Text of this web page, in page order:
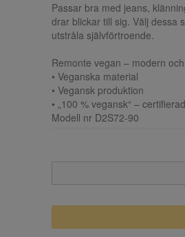
Passar bra med jeans,
drar blickar till sig. Välj dessa
utstråla självförtroende.
Remonte vegan – modern
• Veganska material
• Vegansk produktion
• „100 % vegansk“ –
Modell nr D2S72-90